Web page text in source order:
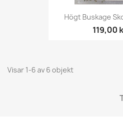
Högt Buskage
119,00
Visar 1-6 av 6 objekt